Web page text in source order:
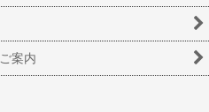
案内